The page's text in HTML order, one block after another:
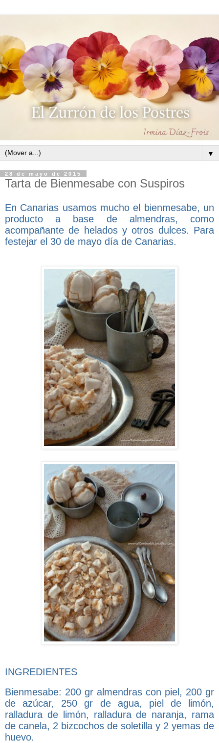
▼
28 de mayo de 2015
Tarta de Bienmesabe con Suspiros
En Canarias usamos mucho el bienmesabe, un
producto a base de almendras, como
acompañante de helados y otros dulces. Para
festejar el 30 de mayo día de Canarias.
INGREDIENTES
Bienmesabe: 200 gr almendras con piel, 200 gr
de azúcar, 250 gr de agua, piel de limón,
ralladura de limón, ralladura de naranja, rama
de canela, 2 bizcochos de soletilla y 2 yemas de
huevo.